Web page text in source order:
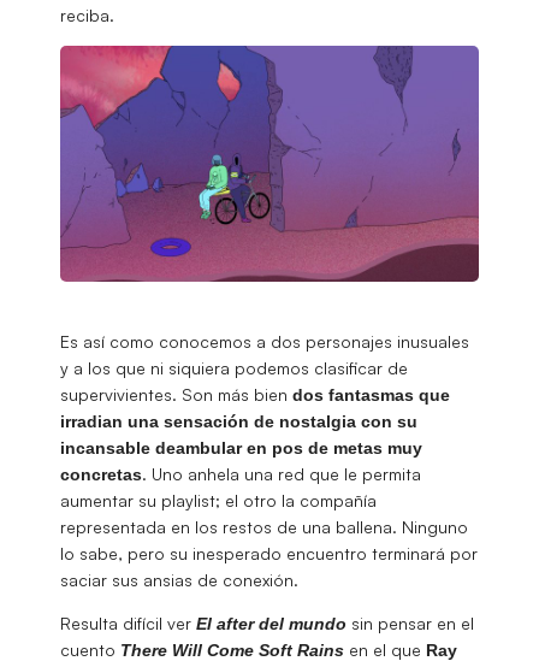
reciba.
Es así como conocemos a dos personajes inusuales
y a los que ni siquiera podemos clasificar de
supervivientes. Son más bien dos fantasmas que
irradian una sensación de nostalgia con su
incansable deambular en pos de metas muy
concretas. Uno anhela una red que le permita
aumentar su playlist; el otro la compañía
representada en los restos de una ballena. Ninguno
lo sabe, pero su inesperado encuentro terminará por
saciar sus ansias de conexión.
Resulta difícil ver El after del mundo sin pensar en el
cuento There Will Come Soft Rains en el que Ray